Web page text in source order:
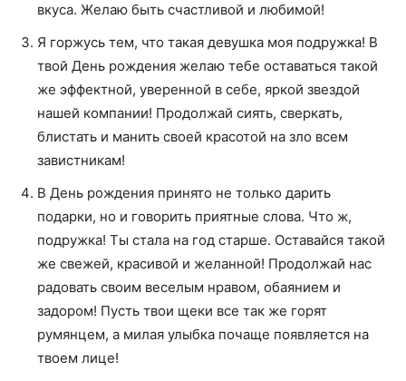
вкуса. Желаю быть счастливой и любимой!
Я горжусь тем, что такая девушка моя подружка! В
твой День рождения желаю тебе оставаться такой
же эффектной, уверенной в себе, яркой звездой
нашей компании! Продолжай сиять, сверкать,
блистать и манить своей красотой на зло всем
завистникам!
В День рождения принято не только дарить
подарки, но и говорить приятные слова. Что ж,
подружка! Ты стала на год старше. Оставайся такой
же свежей, красивой и желанной! Продолжай нас
радовать своим веселым нравом, обаянием и
задором! Пусть твои щеки все так же горят
румянцем, а милая улыбка почаще появляется на
твоем лице!